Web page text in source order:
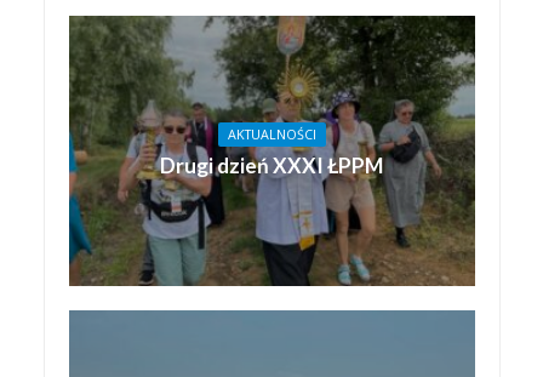
AKTUALNOŚCI
Drugi dzień XXXI ŁPPM